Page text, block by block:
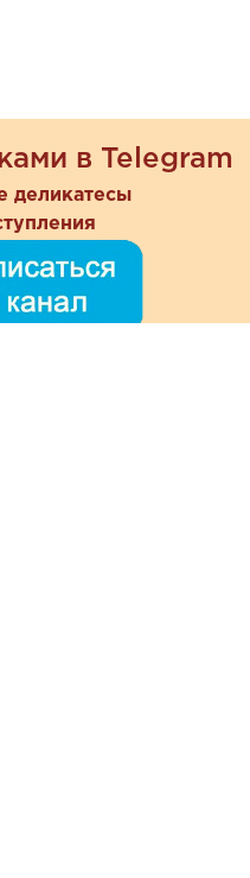
в Telegram
деликатесы